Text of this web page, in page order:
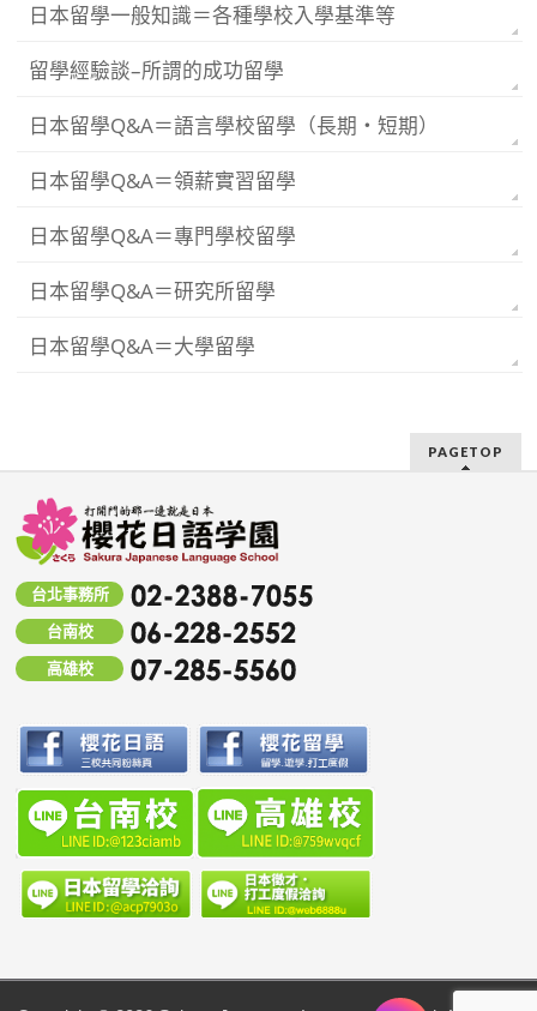
日本留學一般知識＝各種學校入學基準等
留學經驗談–所謂的成功留學
日本留學Q&A＝語言學校留學（長期・短期）
日本留學Q&A＝領薪實習留學
日本留學Q&A＝專門學校留學
日本留學Q&A＝研究所留學
日本留學Q&A＝大學留學
PAGETOP
台北事務所
台南校
高雄校